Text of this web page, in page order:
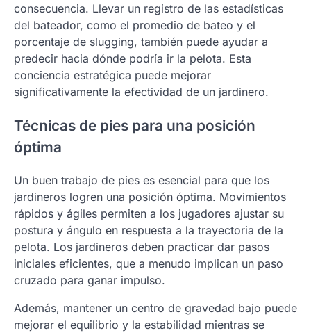
consecuencia. Llevar un registro de las estadísticas
del bateador, como el promedio de bateo y el
porcentaje de slugging, también puede ayudar a
predecir hacia dónde podría ir la pelota. Esta
conciencia estratégica puede mejorar
significativamente la efectividad de un jardinero.
Técnicas de pies para una posición
óptima
Un buen trabajo de pies es esencial para que los
jardineros logren una posición óptima. Movimientos
rápidos y ágiles permiten a los jugadores ajustar su
postura y ángulo en respuesta a la trayectoria de la
pelota. Los jardineros deben practicar dar pasos
iniciales eficientes, que a menudo implican un paso
cruzado para ganar impulso.
Además, mantener un centro de gravedad bajo puede
mejorar el equilibrio y la estabilidad mientras se